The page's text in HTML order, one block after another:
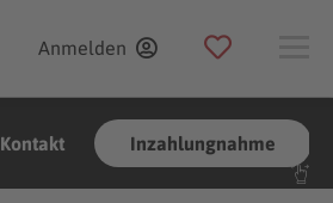
Anmelden
Kontakt Inzahlungnahme